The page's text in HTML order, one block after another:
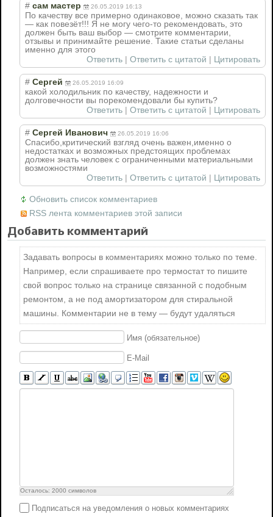
# сам мастер 26.05.2019 16:13
По качеству все примерно одинаковое, можно сказать так
— как повезёт!!! Я не могу чего-то рекомендовать, это
должен быть ваш выбор — смотрите комментарии,
отзывы и принимайте решение. Такие статьи сделаны
именно для этого
Ответить | Ответить с цитатой | Цитировать
# Сергей 26.05.2019 16:09
какой холодильник по качеству, надежности и
долговечности вы порекомендовали бы купить?
Ответить | Ответить с цитатой | Цитировать
# Сергей Иванович 26.05.2019 16:06
Спасибо,критический взгляд очень важен,именно о
недостатках и возможных предстоящих проблемах
должен знать человек с ограниченными материальными
возможностями
Ответить | Ответить с цитатой | Цитировать
Обновить список комментариев
RSS лента комментариев этой записи
Добавить комментарий
Задавать вопросы в комментариях можно только по теме.
Например, если спрашиваете про термостат то пишите
свой вопрос только на странице связанной с подобным
ремонтом, а не под амортизатором для стиральной
машины. Комментарии не в тему — будут удаляться
Имя (обязательное)
E-Mail
Осталось: 2000 символов
Подписаться на уведомления о новых комментариях